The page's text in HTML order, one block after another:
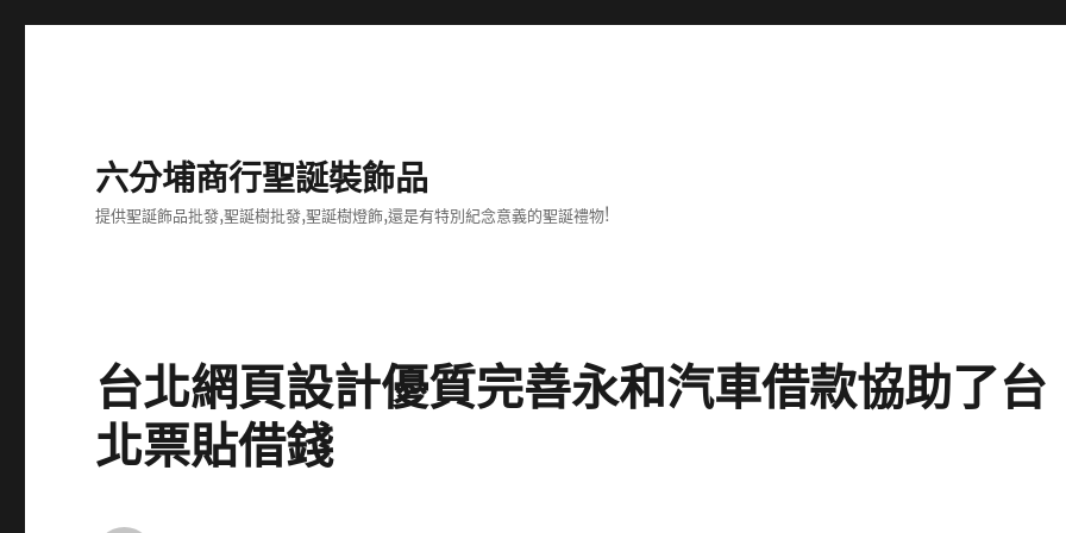
六分埔商行聖誕裝飾品
提供聖誕飾品批發,聖誕樹批發,聖誕樹燈飾,還是有特別紀念意義的聖誕禮物!
台北網頁設計優質完善永和汽車借款協助了台
北票貼借錢